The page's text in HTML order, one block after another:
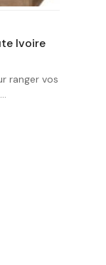
Ivoire
ranger vos